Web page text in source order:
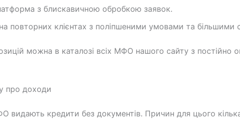
з блискавичною обробкою заявок.
на повторних клієнтах з поліпшеними умовами та більшими
можна в каталозі всіх МФО нашого сайту з постійно
про доходи
кредити без документів. Причин для цього